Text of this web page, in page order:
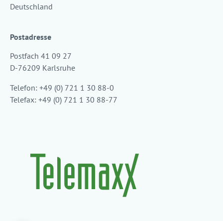
Deutschland
Postadresse
Postfach 41 09 27
D-76209 Karlsruhe
Telefon: +49 (0) 721 1 30 88-0
Telefax: +49 (0) 721 1 30 88-77